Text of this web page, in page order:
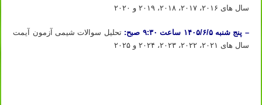
سال های ۲۰۱۶، ۲۰۱۷، ۲۰۱۸، ۲۰۱۹ و ۲۰۲۰
– پنج شنبه ۱۴۰۵/۶/۵ ساعت ۹:۳۰ صبح:
تحلیل سوالات شیمی آزمون آیمت
سال های ۲۰۲۱، ۲۰۲۲، ۲۰۲۳، ۲۰۲۴ و ۲۰۲۵